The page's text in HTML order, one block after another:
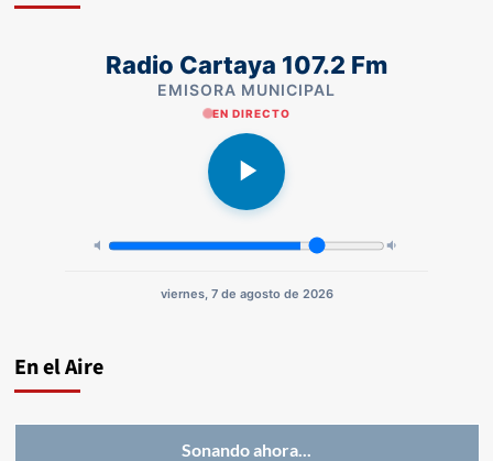
Radio Cartaya 107.2 Fm
EMISORA MUNICIPAL
EN DIRECTO
viernes, 7 de agosto de 2026
En el Aire
Sonando ahora...